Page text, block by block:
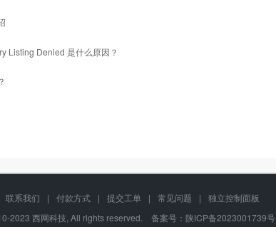
Listing Denied 是什么原因？
联系我们 | 付款方式 | 提交工单 | 常见问题 |
独立控制面板
2023 西网科技, All rights reserved. 备案号： 陕ICP备2023001739号